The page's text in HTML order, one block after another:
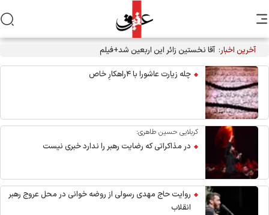
آخرین اخبار: آقا نخستین زائر این اربعین شد+فیلم
چله زیارت عاشورا با ۴راهکارِ خاص
کربلایی حسین طاهری:
در مذاکراتی که رضایت رهبر را ندارد خبری نیست
روایت حاج مهدی رسولی از روضه خوانی در محل عروج رهبر
انقلاب